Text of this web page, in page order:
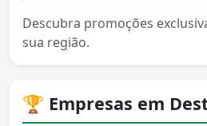
Descubra promoções
sua região.
🏆 Empresas em